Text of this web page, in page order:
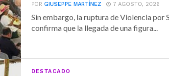
PORGIUSEPPE MARTÍNEZ 7 AGOSTO, 2026
Sin embargo, la ruptura de Violencia por
confirma que la llegada de una figura...
DESTACADO